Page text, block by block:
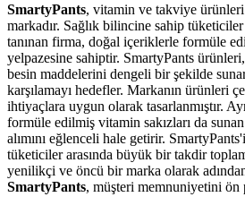
SmartyPants, vitamin ve takviye
markadır. Sağlık bilincine sahip
tanınan firma, doğal içeriklerle formüle
yelpazesine sahiptir. SmartyPants
besin maddelerini dengeli bir şekilde
karşılamayı hedefler. Markanın ürünleri
ihtiyaçlara uygun olarak tasarlanmıştır.
formüle edilmiş vitamin sakızları da
alımını eğlenceli hale getirir.
tüketiciler arasında büyük bir takdir
yenilikçi ve öncü bir marka olarak
SmartyPants, müşteri memnuniyetini ön